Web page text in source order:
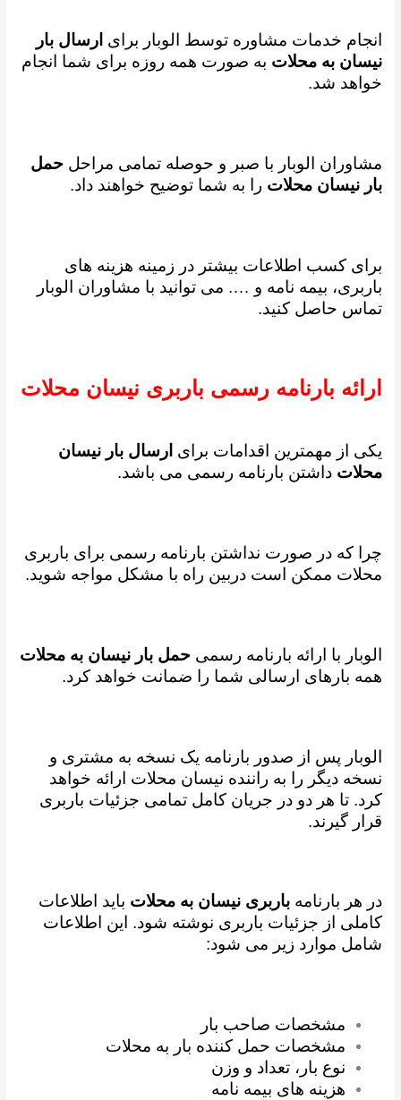
انجام خدمات مشاوره توسط الوبار برای ارسال بار
نیسان به محلات به صورت همه روزه برای شما انجام
خواهد شد.
مشاوران الوبار با صبر و حوصله تمامی مراحلحمل
بار نیسان محلات را به شما توضیح خواهند داد.
برای کسب اطلاعات بیشتر در زمینه هزینه های
باربری، بیمه نامه و …. می توانید با مشاوران الوبار
تماس حاصل کنید.
ارائه بارنامه رسمی باربری نیسان محلات
یکی از مهمترین اقدامات برای ارسال بار نیسان
محلات داشتن بارنامه رسمی می باشد.
چرا که در صورت نداشتن بارنامه رسمی برای باربری
محلات ممکن است دربین راه با مشکل مواجه شوید.
الوبار با ارائه بارنامه رسمی حمل بار نیسان به محلات
همه بارهای ارسالی شما را ضمانت خواهد کرد.
الوبار پس از صدور بارنامه یک نسخه به مشتری و
نسخه دیگر را به راننده نیسان محلات ارائه خواهد
کرد. تا هر دو در جریان کامل تمامی جزئیات باربری
قرار گیرند.
در هر بارنامهباربری نیسان به محلات باید اطلاعات
کاملی از جزئیات باربری نوشته شود. این اطلاعات
شامل موارد زیر می شود:
مشخصات صاحب بار
مشخصات حمل کننده بار به محلات
نوع بار، تعداد و وزن
هزینه های بیمه نامه